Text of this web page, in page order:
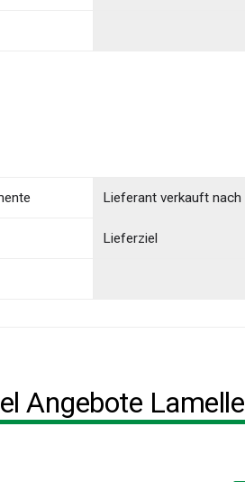
Lieferant verkauft nach
Lieferziel
Angebote Lamelle